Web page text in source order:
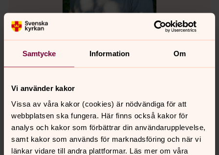
Samtycke Information Om
Vi använder kakor
Vissa av våra kakor (cookies) är nödvändiga för att
webbplatsen ska fungera. Här finns också kakor för
analys och kakor som förbättrar din användarupplevelse,
samt kakor som används för marknadsföring och när vi
länkar vidare till andra plattformar. Läs mer om våra
Anette Carlström
Växel:035150980
E-post:anette.carlstrom@svenskakyrkan.se
Mer om Anette Carlström
Kontakt expedition och administrativa frågor